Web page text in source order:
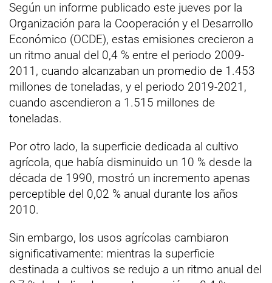
Según un informe publicado este jueves por la
Organización para la Cooperación y el Desarrollo
Económico (OCDE), estas emisiones crecieron a
un ritmo anual del 0,4 % entre el periodo 2009-
2011, cuando alcanzaban un promedio de 1.453
millones de toneladas, y el periodo 2019-2021,
cuando ascendieron a 1.515 millones de
toneladas.
Por otro lado, la superficie dedicada al cultivo
agrícola, que había disminuido un 10 % desde la
década de 1990, mostró un incremento apenas
perceptible del 0,02 % anual durante los años
2010.
Sin embargo, los usos agrícolas cambiaron
significativamente: mientras la superficie
destinada a cultivos se redujo a un ritmo anual del